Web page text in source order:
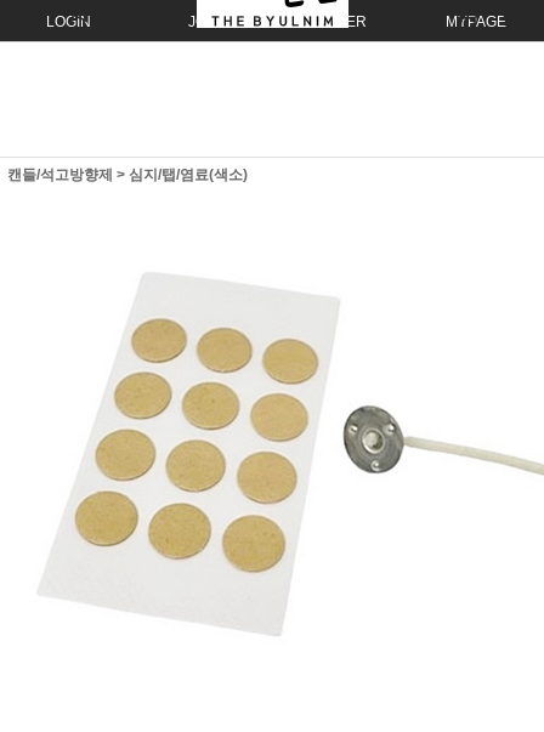
LOGIN JOIN ORDER MYPAGE
캔들/석고방향제 > 심지/탭/염료(색소)